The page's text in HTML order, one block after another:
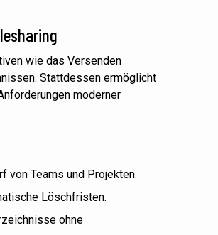
wie das Versenden
Stattdessen ermöglicht
moderner
von Teams und Projekten.
Löschfristen.
ohne